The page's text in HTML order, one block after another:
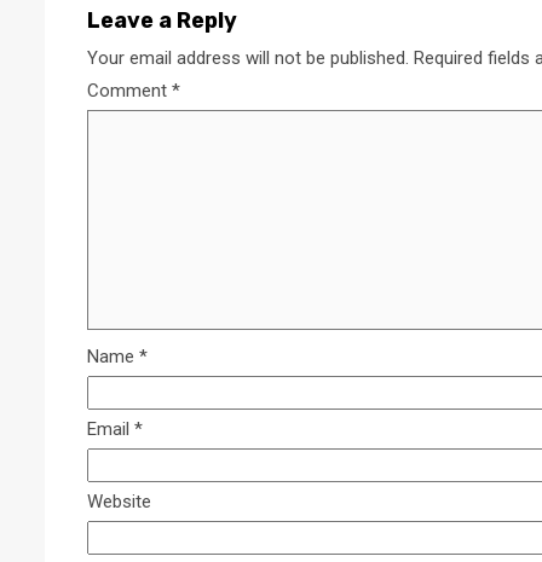
Leave a Reply
Your email address will not be published. Required fields
Comment *
Name *
Email *
Website